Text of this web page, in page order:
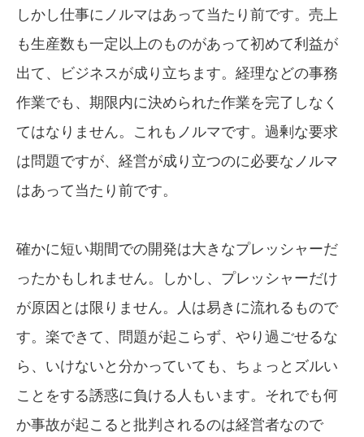
しかし仕事にノルマはあって当たり前です。売上
も生産数も一定以上のものがあって初めて利益が
出て、ビジネスが成り立ちます。経理などの事務
作業でも、期限内に決められた作業を完了しなく
てはなりません。これもノルマです。過剰な要求
は問題ですが、経営が成り立つのに必要なノルマ
はあって当たり前です。
確かに短い期間での開発は大きなプレッシャーだ
ったかもしれません。しかし、プレッシャーだけ
が原因とは限りません。人は易きに流れるもので
す。楽できて、問題が起こらず、やり過ごせるな
ら、いけないと分かっていても、ちょっとズルい
ことをする誘惑に負ける人もいます。それでも何
か事故が起こると批判されるのは経営者なので